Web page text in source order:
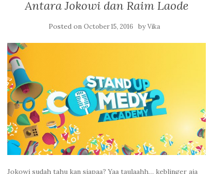
Antara Jokowi dan Raim Laode
Posted on October 15, 2016 byVika
Jokowi sudah tahu kan siapaa? Yaa taulaahh… keblinger aja